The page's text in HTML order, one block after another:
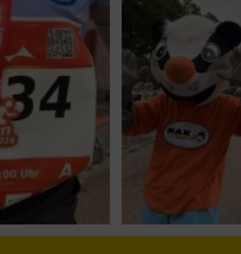
von Daten aus
Inhalten